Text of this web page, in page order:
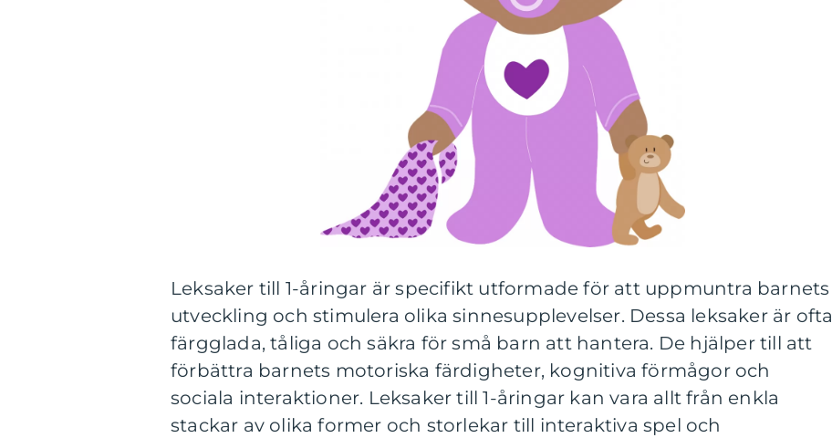
Leksaker till 1-åringar är specifikt utformade för att uppmuntra barnets
utveckling och stimulera olika sinnesupplevelser. Dessa leksaker är ofta
färgglada, tåliga och säkra för små barn att hantera. De hjälper till att
förbättra barnets motoriska färdigheter, kognitiva förmågor och
sociala interaktioner. Leksaker till 1-åringar kan vara allt från enkla
stackar av olika former och storlekar till interaktiva spel och